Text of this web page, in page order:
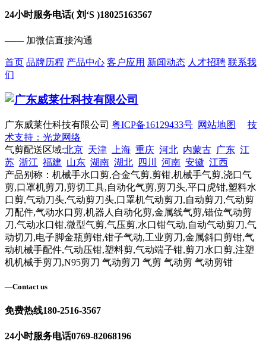
24小时服务电话( 刘‘S )18025163567
—— 加微信直接沟通
首页 品牌历程 产品中心 客户应用 新闻动态 人才招聘 联系我
们
广东威莱仕科技有限公司 粤ICP备16129433号 网站地图
技
术支持：光龙网络
气剪配送区域:北京 天津 上海 重庆 河北 内蒙古 广东 江
苏 浙江 福建 山东 湖南 湖北 四川 河南 安徽 江西
产品别称：机械手水口剪,合金气剪,剪钳,机械手气剪,浇口气
剪,口罩机剪刀,剪切工具,自动化气剪,剪刀头,平口虎钳,塑料水
口剪,气动刀头,气动剪刀头,口罩机气动剪刀,自动剪刀,气动剪
刀配件,气动水口剪,机器人自动化剪,金属线气剪,错位气动剪
刀,气动水口钳,微型气剪,气压剪,水口钳气动,自动气动剪刀,气
动切刀,电子脚金瓶剪钳,钳子气动,工业剪刀,金属斜口剪钳,气
动机械手配件,气动压钳,塑料剪,气动端子钳,剪刀水口剪,注塑
机机械手剪刀,N95剪刀 气动剪刀 气剪 气动剪 气动剪钳
—Contact us
免费热线180-2516-3567
24小时服务电话0769-82068196